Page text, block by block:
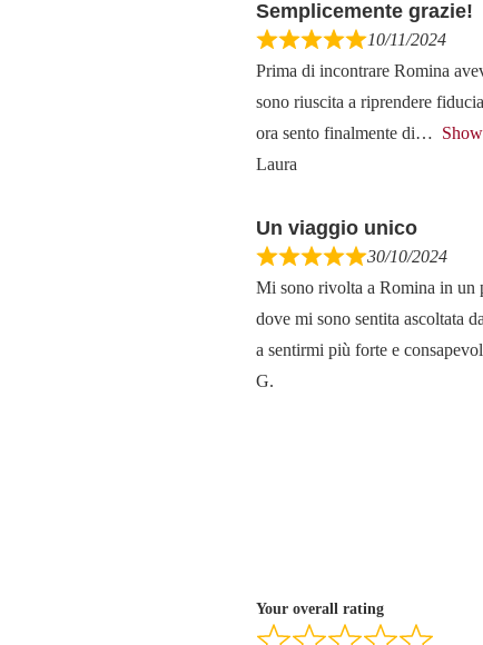
Semplicemente grazie!
10/11/2024
Prima di incontrare Romina
sono riuscita a riprendere
ora sento finalmente di
Laura
Un viaggio unico
30/10/2024
Mi sono rivolta a Romina in un
dove mi sono sentita ascoltata
a sentirmi più forte e
G.
Your overall rating